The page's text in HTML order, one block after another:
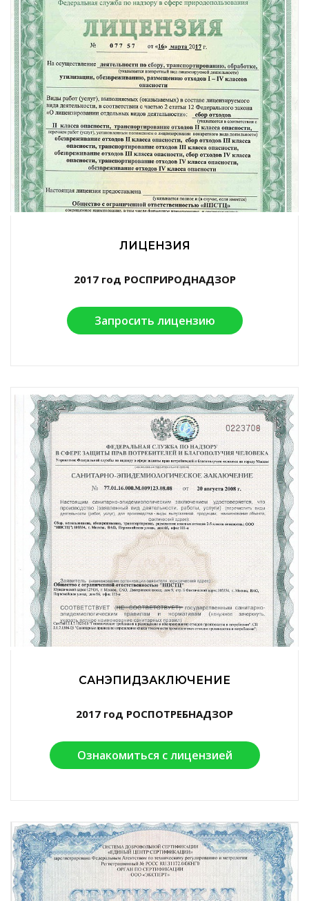
ЛИЦЕНЗИЯ
2017 год РОСПРИРОДНАДЗОР
Запросить лицензию
САНЭПИДЗАКЛЮЧЕНИЕ
2017 год РОСПОТРЕБНАДЗОР
Ознакомиться с лицензией